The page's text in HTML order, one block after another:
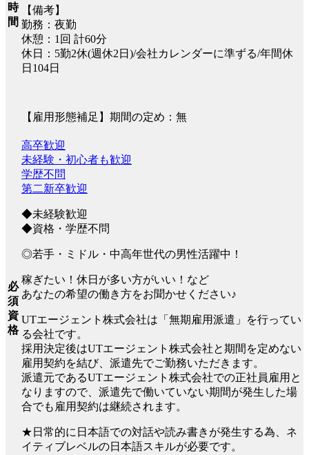
時
間
【備考】
勤務：夜勤
休憩：1回 計60分
休日：5勤2休(週休2日)/会社カレンダーに準ずる/年間休
日104日
【雇用形態補足】期間の定め：無
必
須
資
格
高卒歓迎
未経験・初心者も歓迎
学歴不問
第二新卒歓迎
◆未経験歓迎
◆資格・学歴不問
◎若手・ミドル・中高年世代の男性活躍中！
稼ぎたい！休日が多い方がいい！など
あなたの希望の働き方をお聞かせください♪
UTエージェント株式会社は「無期雇用派遣」を行ってい
る会社です。
採用決定後はUTエージェント株式会社と期間を定めない
雇用契約を結び、派遣先でご勤務いただきます。
派遣元であるUTエージェント株式会社での正社員雇用と
なりますので、派遣先で働いていない期間が発生した場
合でも雇用契約は継続されます。
★日常的に日本語での対話や読み書きが発生する為、ネ
イティブレベルの日本語スキルが必要です。